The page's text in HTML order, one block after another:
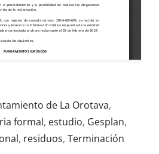
de La Orotava,
formal, estudio, Gesplan,
, residuos, Terminación